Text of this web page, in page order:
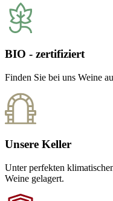
BIO - zertifiziert
Finden Sie bei uns Weine
Unsere Keller
Unter perfekten
Weine gelagert.